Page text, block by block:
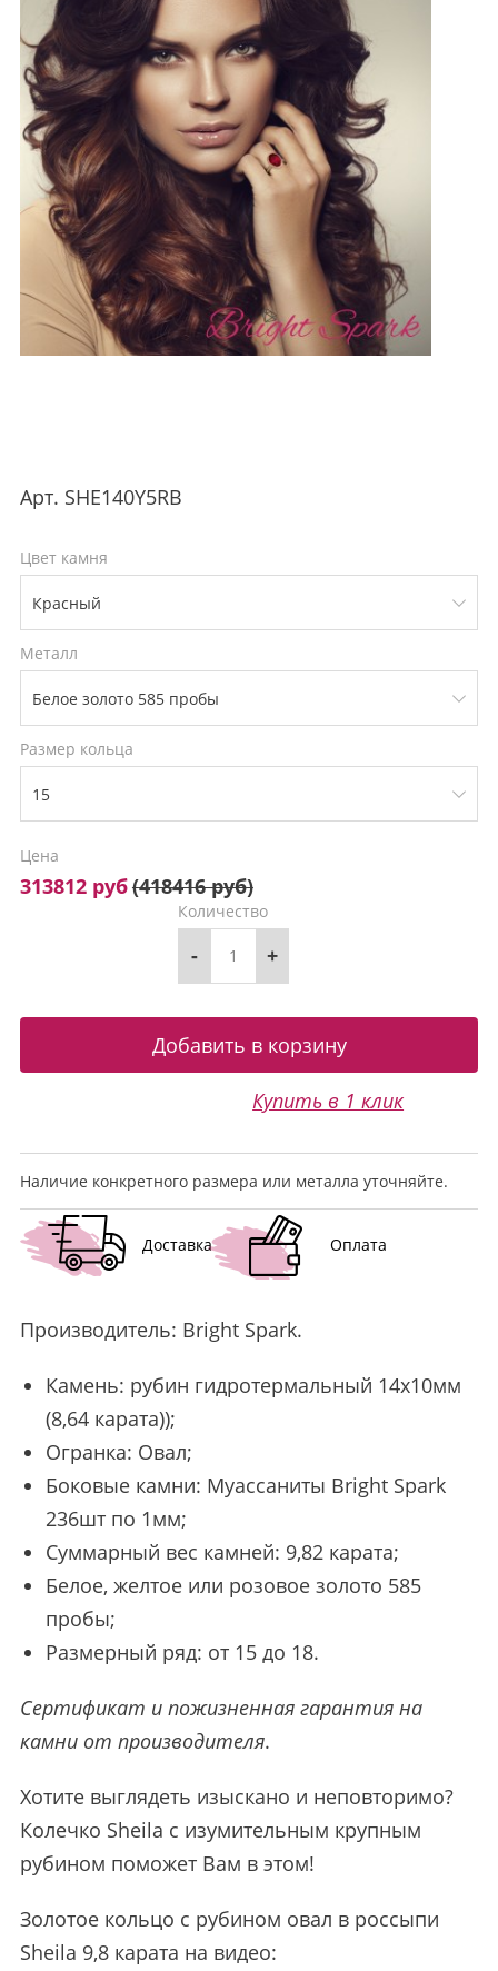
Арт. SHE140Y5RB
Цвет камня
Металл
Размер кольца
Цена
313812 руб(418416 руб)
Количество
- +
Купить в 1 клик
Наличие конкретного размера или металла уточняйте.
Доставка Оплата
Производитель: Bright Spark.
Камень: рубин гидротермальный 14х10мм
(8,64 карата));
Огранка: Овал;
Боковые камни: Муассаниты Bright Spark
236шт по 1мм;
Суммарный вес камней: 9,82 карата;
Белое, желтое или розовое золото 585
пробы;
Размерный ряд: от 15 до 18.
Сертификат и пожизненная гарантия на
камни от производителя.
Хотите выглядеть изыскано и неповторимо?
Колечко Sheila с изумительным крупным
рубином поможет Вам в этом!
Золотое кольцо с рубином овал в россыпи
Sheila 9,8 карата на видео: